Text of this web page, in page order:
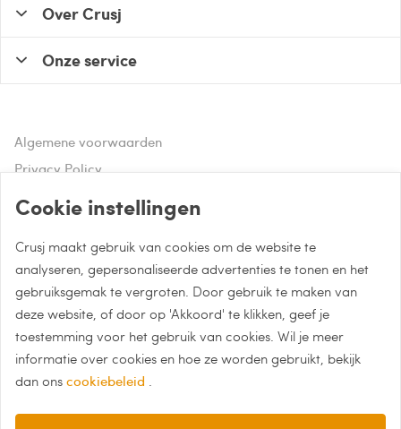
Hulp of advies nodig?
Bel naar 085 - 0043 015
Whatsapp met Crusj
info@crusj.com
Over Crusj
Onze service
Algemene voorwaarden
Privacy Policy
Cookie instellingen
Crusj maakt gebruik van cookies om de website te
analyseren, gepersonaliseerde advertenties te tonen en het
gebruiksgemak te vergroten. Door gebruik te maken van
deze website, of door op 'Akkoord' te klikken, geef je
toestemming voor het gebruik van cookies. Wil je meer
informatie over cookies en hoe ze worden gebruikt, bekijk
dan ons cookiebeleid .